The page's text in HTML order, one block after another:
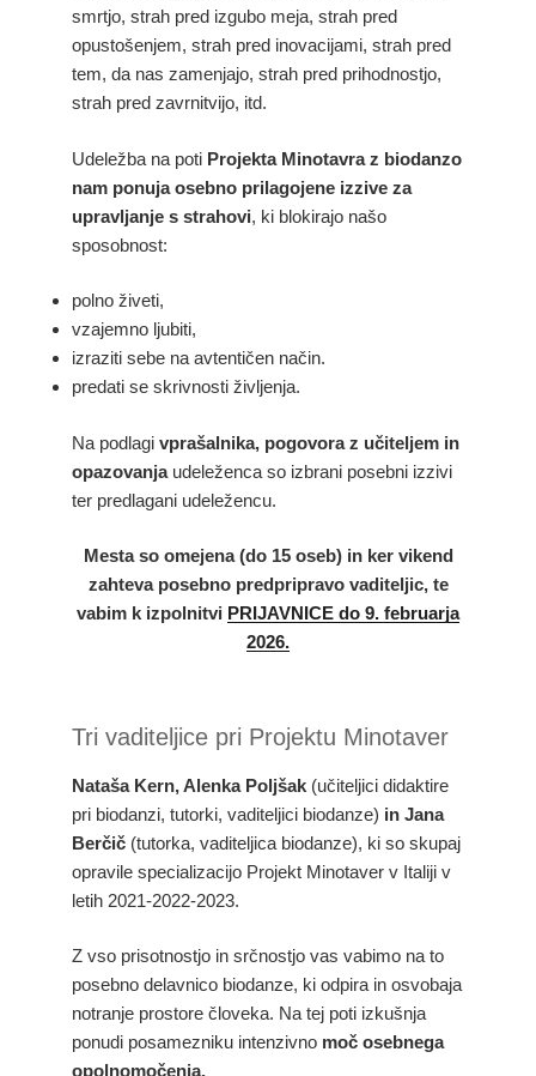
smrtjo, strah pred izgubo meja, strah pred
opustošenjem, strah pred inovacijami, strah pred
tem, da nas zamenjajo, strah pred prihodnostjo,
strah pred zavrnitvijo, itd.
Udeležba na poti Projekta Minotavra z biodanzo
nam ponuja osebno prilagojene izzive za
upravljanje s strahovi, ki blokirajo našo
sposobnost:
polno živeti,
vzajemno ljubiti,
izraziti sebe na avtentičen način.
predati se skrivnosti življenja.
Na podlagi vprašalnika, pogovora z učiteljem in
opazovanjaudeleženca so izbrani posebni izzivi
ter predlagani udeležencu.
Mesta so omejena (do 15 oseb) in ker vikend
zahteva posebno predpripravo vaditeljic, te
vabim k izpolnitvi PRIJAVNICE do 9. februarja
2026.
Tri vaditeljice pri Projektu Minotaver
Nataša Kern, Alenka Poljšak (učiteljici didaktire
pri biodanzi, tutorki, vaditeljici biodanze) in Jana
Berčič (tutorka, vaditeljica biodanze), ki so skupaj
opravile specializacijo Projekt Minotaver v Italiji v
letih 2021-2022-2023.
Z vso prisotnostjo in srčnostjo vas vabimo na to
posebno delavnico biodanze, ki odpira in osvobaja
notranje prostore človeka. Na tej poti izkušnja
ponudi posamezniku intenzivno moč osebnega
opolnomočenja.